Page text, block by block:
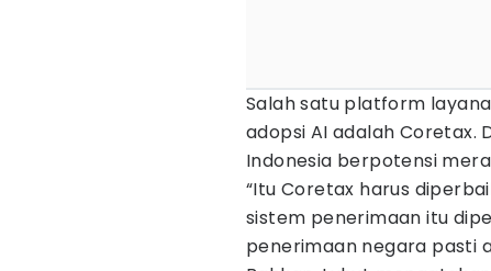
Salah satu platform
adopsi AI adalah Coretax.
Indonesia berpotensi
“Itu Coretax harus
sistem penerimaan itu
penerimaan negara pasti